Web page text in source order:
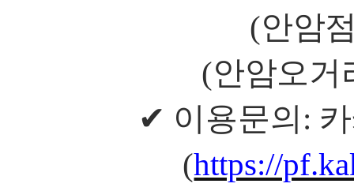
(안암
(안암오거
✔ 이용문의 :
(https://